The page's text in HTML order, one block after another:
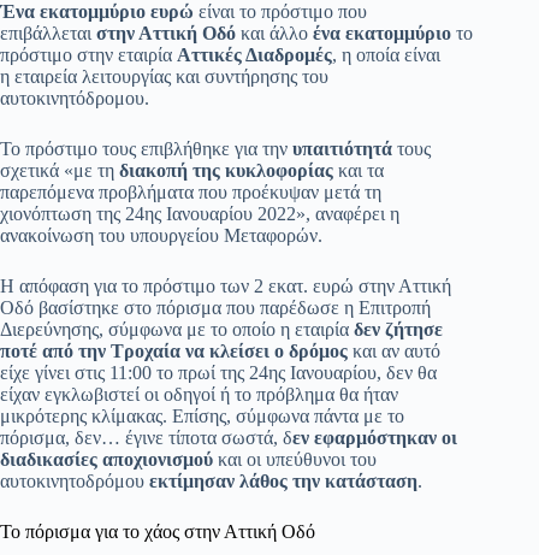
Ένα εκατομμύριο ευρώ είναι το πρόστιμο που
επιβάλλεται στην Αττική Οδό και άλλο ένα εκατομμύριο το
πρόστιμο στην εταιρία Αττικές Διαδρομές, η οποία είναι
η εταιρεία λειτουργίας και συντήρησης του
αυτοκινητόδρομου.
Το πρόστιμο τους επιβλήθηκε για την υπαιτιότητά τους
σχετικά «με τη διακοπή της κυκλοφορίας και τα
παρεπόμενα προβλήματα που προέκυψαν μετά τη
χιονόπτωση της 24ης Ιανουαρίου 2022», αναφέρει η
ανακοίνωση του υπουργείου Μεταφορών.
Η απόφαση για το πρόστιμο των 2 εκατ. ευρώ στην Αττική
Οδό βασίστηκε στο πόρισμα που παρέδωσε η Επιτροπή
Διερεύνησης, σύμφωνα με το οποίο η εταιρία δεν ζήτησε
ποτέ από την Τροχαία να κλείσει ο δρόμος και αν αυτό
είχε γίνει στις 11:00 το πρωί της 24ης Ιανουαρίου, δεν θα
είχαν εγκλωβιστεί οι οδηγοί ή το πρόβλημα θα ήταν
μικρότερης κλίμακας. Επίσης, σύμφωνα πάντα με το
πόρισμα, δεν… έγινε τίποτα σωστά, δεν εφαρμόστηκαν οι
διαδικασίες αποχιονισμού και οι υπεύθυνοι του
αυτοκινητοδρόμου εκτίμησαν λάθος την κατάσταση.
Το πόρισμα για το χάος στην Αττική Οδό